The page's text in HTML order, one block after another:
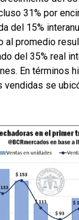
31% por
del 15%
al promedio
del 35% real
En términos
vendidas se